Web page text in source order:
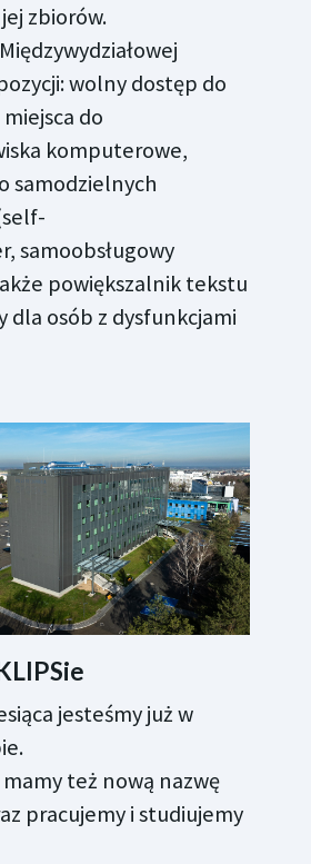
zbiorów.
wolny dostęp do
do
komputerowe,
samodzielnych
samoobsługowy
powiększalnik tekstu
dla osób z dysfunkcjami
jesteśmy już w
też nową nazwę
pracujemy i studiujemy